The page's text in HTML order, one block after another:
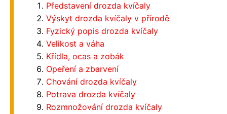
Představení drozda kvíčaly
Výskyt drozda kvíčaly v přírodě
Fyzický popis drozda kvíčaly
Velikost a váha
Křídla, ocas a zobák
Opeření a zbarvení
Chování drozda kvíčaly
Potrava drozda kvíčaly
Rozmnožování drozda kvíčaly